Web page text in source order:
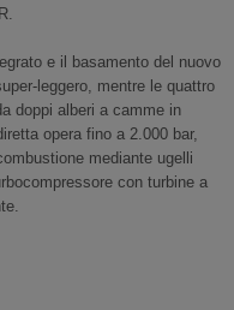
e il basamento del nuovo
leggero, mentre le quattro
doppi alberi a camme in
opera fino a 2.000 bar,
mediante ugelli
con turbine a